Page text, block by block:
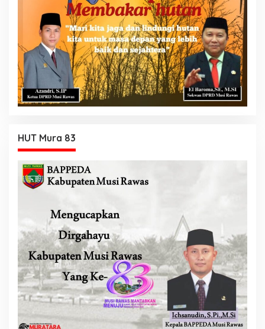
HUT Mura 83